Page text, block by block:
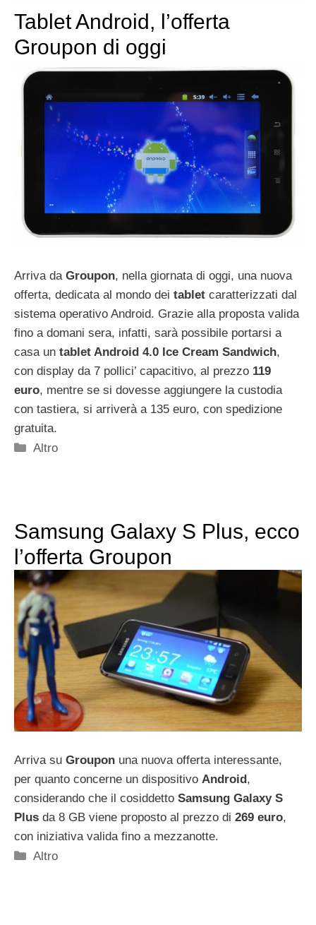
Tablet Android, l’offerta
Groupon di oggi
Arriva da Groupon, nella giornata di oggi, una nuova
offerta, dedicata al mondo dei tablet caratterizzati dal
sistema operativo Android. Grazie alla proposta valida
fino a domani sera, infatti, sarà possibile portarsi a
casa un tablet Android 4.0 Ice Cream Sandwich,
con display da 7 pollici’ capacitivo, al prezzo 119
euro, mentre se si dovesse aggiungere la custodia
con tastiera, si arriverà a 135 euro, con spedizione
gratuita.
Categorie
Altro
Samsung Galaxy S Plus, ecco
l’offerta Groupon
Arriva su Groupon una nuova offerta interessante,
per quanto concerne un dispositivo Android,
considerando che il cosiddetto Samsung Galaxy S
Plus da 8 GB viene proposto al prezzo di 269 euro,
con iniziativa valida fino a mezzanotte.
Categorie
Altro